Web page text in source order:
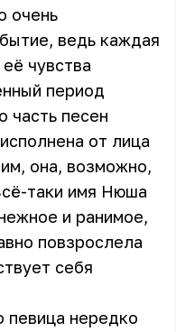
очень
ведь каждая
чувства
период
часть песен
от лица
она, возможно,
таки имя Нюша
и ранимое,
повзрослела
себя
певица нередко